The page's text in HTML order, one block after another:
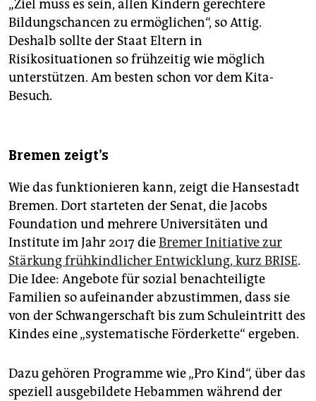
„Ziel muss es sein, allen Kindern gerechtere
Bildungschancen zu ermöglichen“, so Attig.
Deshalb sollte der Staat Eltern in
Risikosituationen so frühzeitig wie möglich
unterstützen. Am besten schon vor dem Kita-
Besuch.
Bremen zeigt's
Wie das funktionieren kann, zeigt die Hansestadt
Bremen. Dort starteten der Senat, die Jacobs
Foundation und mehrere Universitäten und
Institute im Jahr 2017 dieBremer Initiative zur
Stärkung frühkindlicher Entwicklung, kurz BRISE.
Die Idee: Angebote für sozial benachteiligte
Familien so aufeinander abzustimmen, dass sie
von der Schwangerschaft bis zum Schuleintritt des
Kindes eine „systematische Förderkette“ ergeben.
Dazu gehören Programme wie „Pro Kind“, über das
speziell ausgebildete Hebammen während der